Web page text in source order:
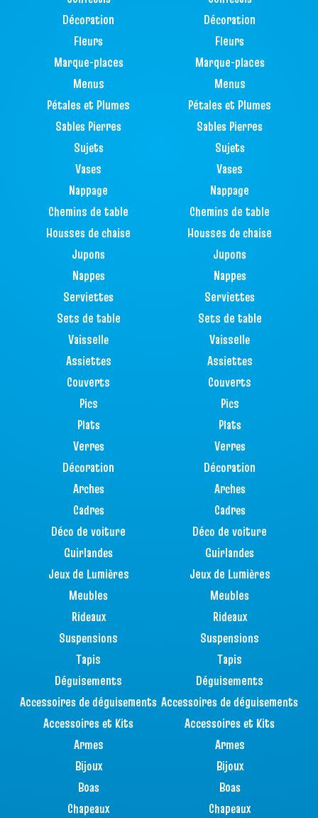
Décoration
Fleurs
Marque-places
Menus
Pétales et Plumes
Sables Pierres
Sujets
Vases
Nappage
Chemins de table
Housses de chaise
Jupons
Nappes
Serviettes
Sets de table
Vaisselle
Assiettes
Couverts
Pics
Plats
Verres
Décoration
Arches
Cadres
Déco de voiture
Guirlandes
Jeux de Lumières
Meubles
Rideaux
Suspensions
Tapis
Déguisements
Accessoires de déguisements
Accessoires et Kits
Armes
Bijoux
Boas
Chapeaux
Décoration
Fleurs
Marque-places
Menus
Pétales et Plumes
Sables Pierres
Sujets
Vases
Nappage
Chemins de table
Housses de chaise
Jupons
Nappes
Serviettes
Sets de table
Vaisselle
Assiettes
Couverts
Pics
Plats
Verres
Décoration
Arches
Cadres
Déco de voiture
Guirlandes
Jeux de Lumières
Meubles
Rideaux
Suspensions
Tapis
Déguisements
Accessoires de déguisements
Accessoires et Kits
Armes
Bijoux
Boas
Chapeaux